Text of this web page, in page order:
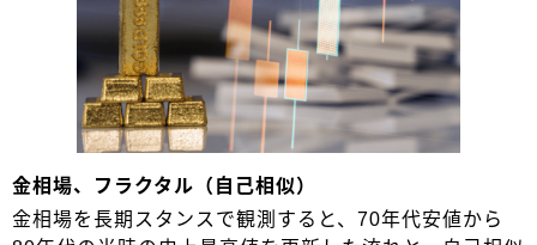
金相場、フラクタル（自己相似）
金相場を長期スタンスで観測すると、70年代安値から